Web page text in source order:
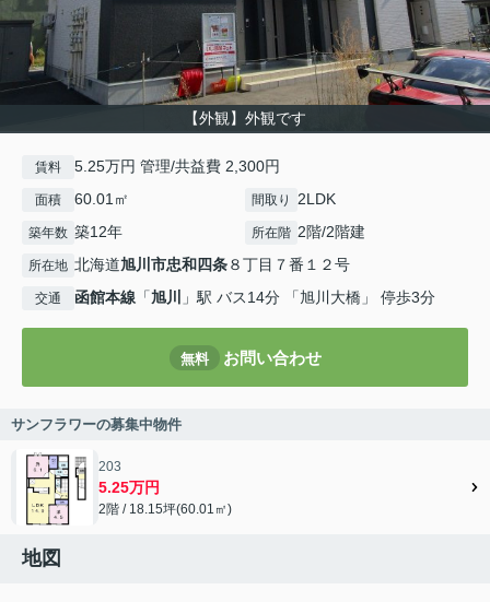
【外観】外観です
賃料 5.25万円 管理/共益費 2,300円
面積 60.01㎡ 間取り 2LDK
築年数 築12年 所在階 2階/2階建
所在地 北海道旭川市忠和四条８丁目７番１２号
交通 函館本線 「旭川 」駅 バス14分 「旭川大橋」 停歩3分
無料 お問い合わせ
サンフラワーの募集中物件
203
5.25万円
2階 / 18.15坪(60.01㎡)
地図